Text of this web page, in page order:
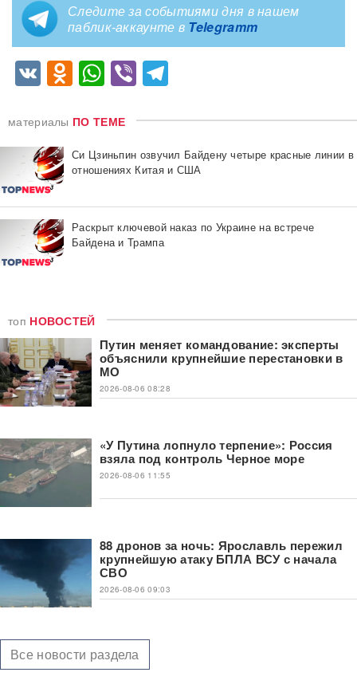
Следите за событиями дня в нашем
паблик-аккаунте в Telegramm
VKOdnoklassniki
WhatsApp
Viber
материалы ПО ТЕМЕ
Си Цзиньпин озвучил Байдену четыре красные линии в
отношениях Китая и США
Раскрыт ключевой наказ по Украине на встрече
Байдена и Трампа
топ НОВОСТЕЙ
Путин меняет командование: эксперты
объяснили крупнейшие перестановки в
МО
2026-08-06 08:28
«У Путина лопнуло терпение»: Россия
взяла под контроль Черное море
2026-08-06 11:55
88 дронов за ночь: Ярославль пережил
крупнейшую атаку БПЛА ВСУ с начала
СВО
2026-08-06 09:03
Все новости раздела